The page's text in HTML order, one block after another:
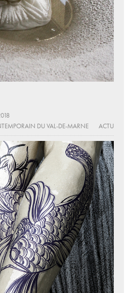
DU VAL-DE-MARNE
ACTU